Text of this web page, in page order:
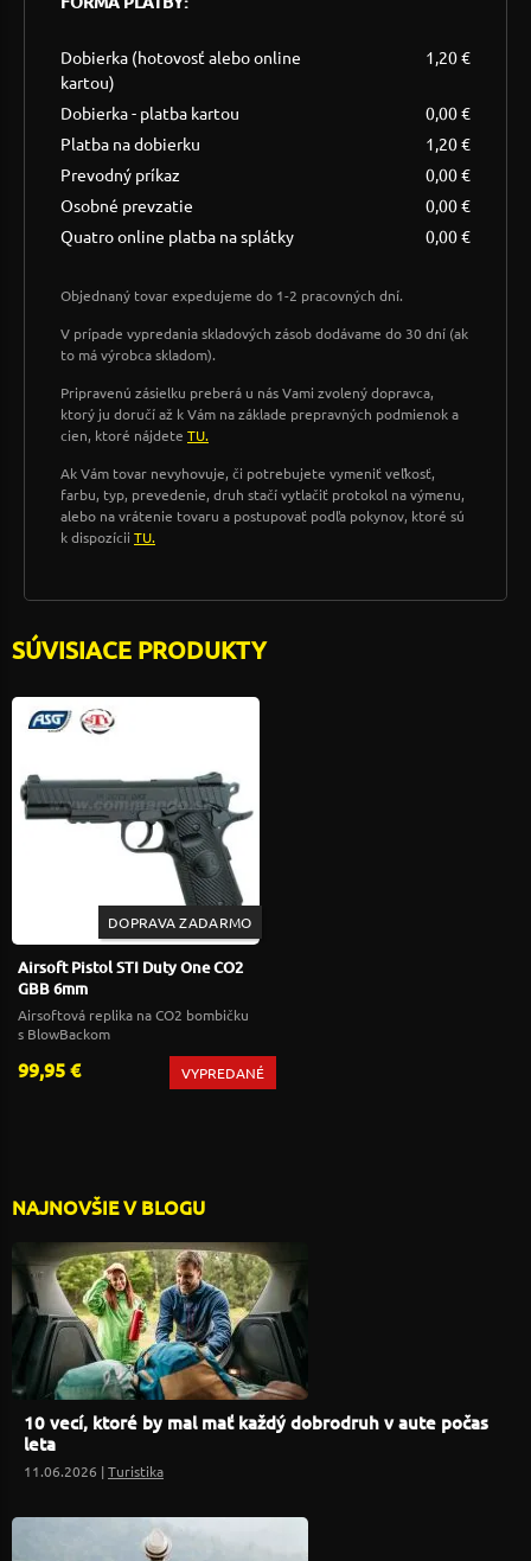
Dobierka (hotovosť alebo online
kartou)
1,20 €
Dobierka - platba kartou
0,00 €
Platba na dobierku
1,20 €
Prevodný príkaz
0,00 €
Osobné prevzatie
0,00 €
Quatro online platba na splátky
0,00 €
Objednaný tovar expedujeme do 1-2 pracovných dní.
V prípade vypredania skladových zásob dodávame do 30 dní (ak
to má výrobca skladom).
Pripravenú zásielku preberá u nás Vami zvolený dopravca,
ktorý ju doručí až k Vám na základe prepravných podmienok a
cien, ktoré nájdete TU.
Ak Vám tovar nevyhovuje, či potrebujete vymeniť veľkosť,
farbu, typ, prevedenie, druh stačí vytlačiť protokol na výmenu,
alebo na vrátenie tovaru a postupovať podľa pokynov, ktoré sú
k dispozícii TU.
SÚVISIACE PRODUKTY
DOPRAVA ZADARMO
Airsoft Pistol STI Duty One CO2
GBB 6mm
Airsoftová replika na CO2 bombičku
s BlowBackom
99,95 € VYPREDANÉ
NAJNOVŠIE V BLOGU
10 vecí, ktoré by mal mať každý dobrodruh v aute počas
leta
11.06.2026 |Turistika